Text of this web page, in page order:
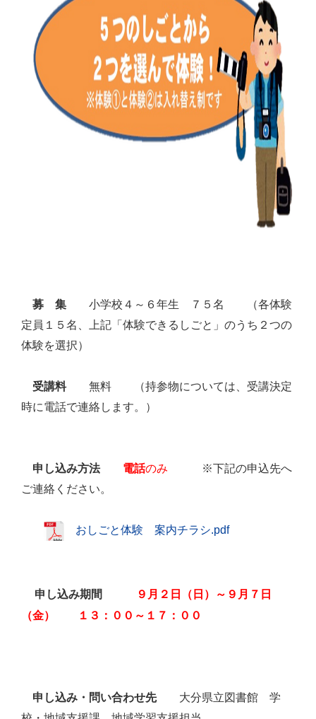
募 集 小学校４～６年生 ７５名 （各体験
定員１５名、上記「体験できるしごと」のうち２つの
体験を選択）
受講料無料 （持参物については、受講決定
時に電話で連絡します。）
申し込み方法 電話のみ
※下記の申込先へ
ご連絡ください。
おしごと体験 案内チラシ.pdf
申し込み期間
９月２日（日）～９月７日
（金） １３：００～１７：００
申し込み・問い合わせ先大分県立図書館 学